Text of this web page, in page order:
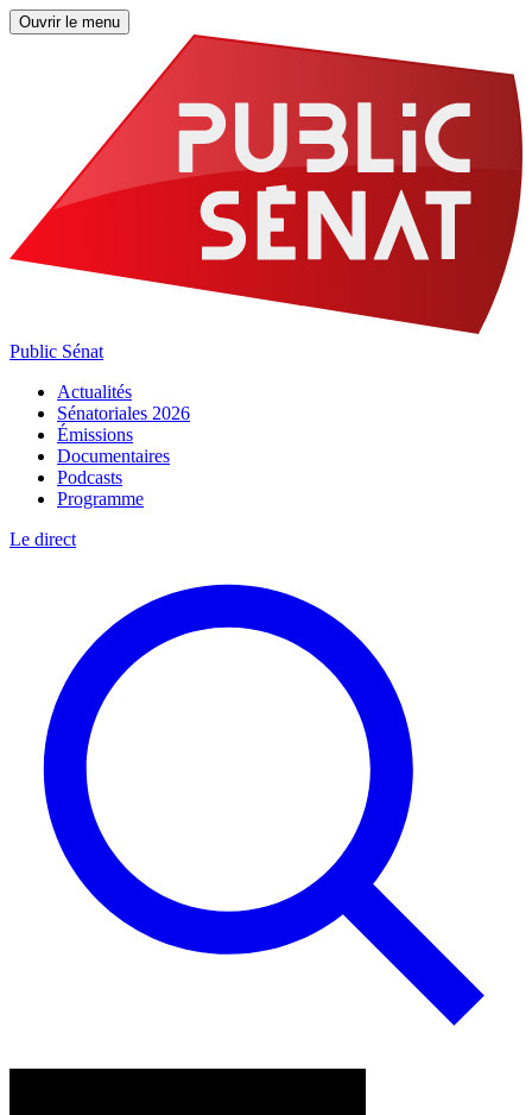
Ouvrir le menu
Public Sénat
Actualités
Sénatoriales 2026
Émissions
Documentaires
Podcasts
Programme
Le direct